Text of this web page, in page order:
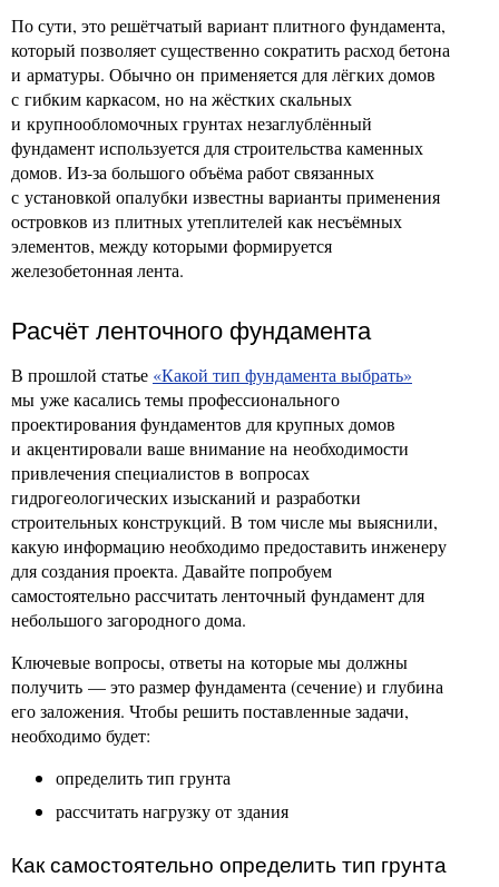
По сути, это решётчатый вариант плитного фундамента,
который позволяет существенно сократить расход бетона
и арматуры. Обычно он применяется для лёгких домов
с гибким каркасом, но на жёстких скальных
и крупнообломочных грунтах незаглублённый
фундамент используется для строительства каменных
домов. Из-за большого объёма работ связанных
с установкой опалубки известны варианты применения
островков из плитных утеплителей как несъёмных
элементов, между которыми формируется
железобетонная лента.
Расчёт ленточного фундамента
В прошлой статье «Какой тип фундамента выбрать»
мы уже касались темы профессионального
проектирования фундаментов для крупных домов
и акцентировали ваше внимание на необходимости
привлечения специалистов в вопросах
гидрогеологических изысканий и разработки
строительных конструкций. В том числе мы выяснили,
какую информацию необходимо предоставить инженеру
для создания проекта. Давайте попробуем
самостоятельно рассчитать ленточный фундамент для
небольшого загородного дома.
Ключевые вопросы, ответы на которые мы должны
получить — это размер фундамента (сечение) и глубина
его заложения. Чтобы решить поставленные задачи,
необходимо будет:
определить тип грунта
рассчитать нагрузку от здания
Как самостоятельно определить тип грунта